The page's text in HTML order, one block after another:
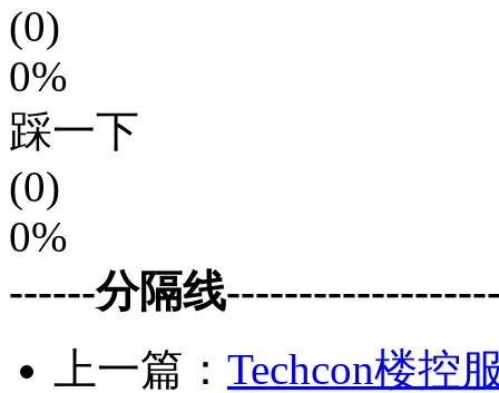
(0)
0%
踩一下
(0)
0%
------分隔线
上一篇： Techcon楼控